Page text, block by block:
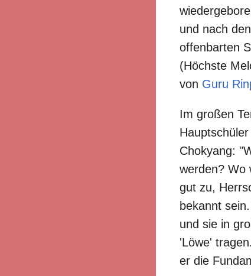
und nach
offenbarten
(Höchste
von Guru
Im großen
Chokyang:
werden? Wo
gut zu,
bekannt
und sie in
'Löwe'
er die